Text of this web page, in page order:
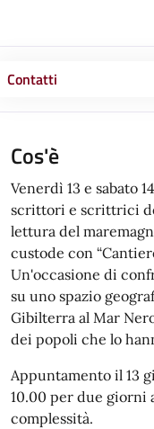
Contatti
Cos'è
Venerdì 13 e sabato
scrittori e scrittrici
lettura del
custode con
Un'occasione di
su uno spazio
Gibilterra al Mar
dei popoli che lo
Appuntamento il 13
10.00 per due giorni
complessità.